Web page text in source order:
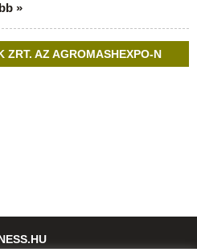
»
ZRT. AZ AGROMASHEXPO-N